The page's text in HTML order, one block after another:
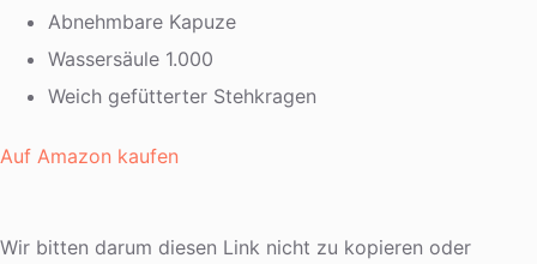
Abnehmbare Kapuze
Wassersäule 1.000
Weich gefütterter Stehkragen
Auf Amazon kaufen
Wir bitten darum diesen Link nicht zu kopieren oder